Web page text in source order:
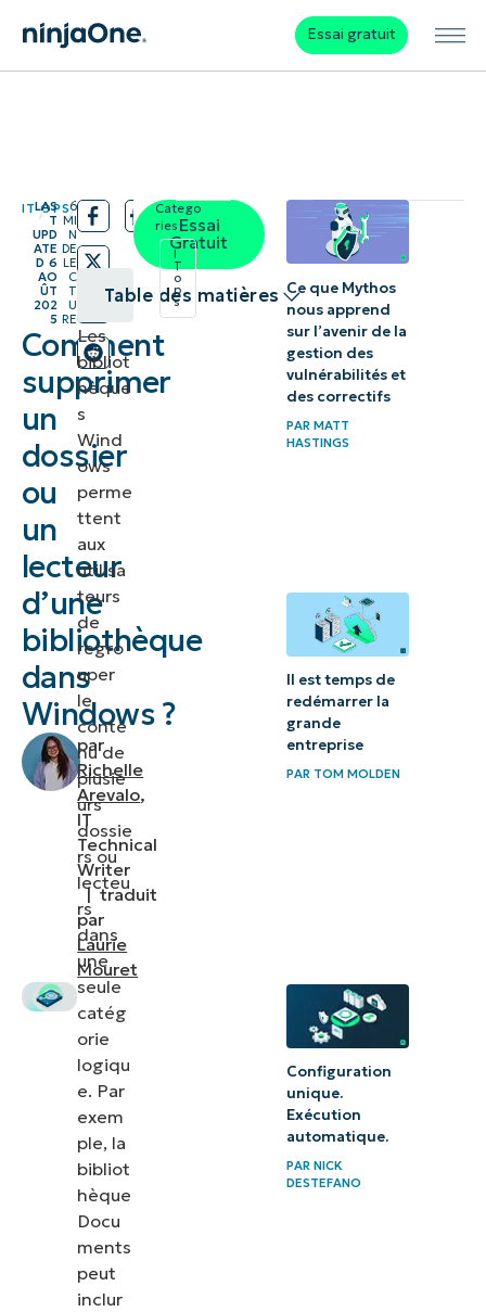
Essai gratuit
IT OPS
/
LAS
T
UPD
ATE
D6
AO
ÛT
202
5
/6
MI
N
DE
LE
C
T
U
RE
Comment
supprimer
un
dossier
ou
un
lecteur
d’une
bibliothèque
dans
Windows ?
par
Richelle
Arevalo,
IT
Technical
Writer
|traduit
par
Laurie
Mouret
Table des matières
Comment
supprimer
d’une
Considérations
pour la gestion
des
bibliothèques
Windows
Gérer les
bibliothèques
Windows
pour un
explorateur
simplifié
Les
bibliot
hèque
s
Wind
ows
perme
ttent
aux
utilisa
teurs
de
regro
uper
le
conte
nu de
plusie
urs
dossie
rs ou
lecteu
rs
dans
une
seule
catég
orie
logiqu
e. Par
exem
ple, la
bibliot
hèque
Docu
ments
peut
inclur
Essai
Gratuit
Catego
ries:
I
T
o
p
s
Ce que Mythos
nous apprend
sur l’avenir de la
gestion des
vulnérabilités et
des correctifs
PAR MATT
HASTINGS
Il est temps de
redémarrer la
grande
entreprise
PAR TOM MOLDEN
Configuration
unique.
Exécution
automatique.
PAR NICK
DESTEFANO